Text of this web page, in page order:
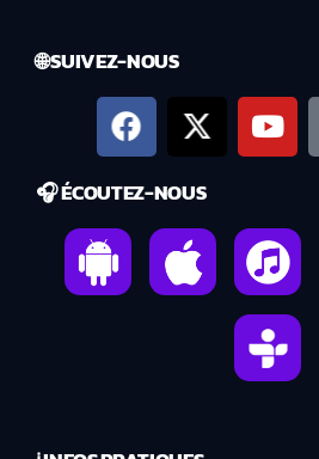
🌐 SUIVEZ-NOUS
🎧 ÉCOUTEZ-NOUS